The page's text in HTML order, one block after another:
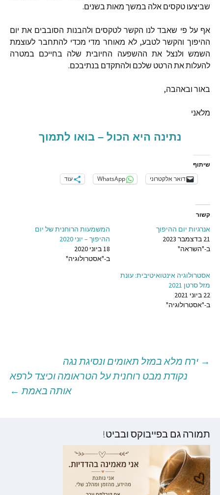
שביצעו טקסים אלה במשך מאות בשנים.
אף על פי שאבד לנו הקשר לטקסים ולהבנות הסובבים את יום
ההיפוך והקשר לטבע,לא מאוחר מדי מכדי להתחבר לעוצמת
השמש ולנצל את ההשפעה החיובית שלה בחייכם במטרה
להעלותאת הרטט שלכם ולהתקדם בנתיבכם.
באור ובאהבה,
מלאני
נתינה היא הכול – בואו לתמוך
שיתוף
דואר אלקטרוני WhatsApp עוד
קשור
אנרגיות יום ההיפוך
21 בדצמבר 2023
ב-"השראה"
המשמעות הרוחנית של יום
ההיפוך – יוני 2020
18 ביוני 2020
ב-"אסטרולוגיה"
אסטרולוגיה אינטואיטיבית: עונת
מזל סרטן 2021
22 ביוני 2021
ב-"אסטרולוגיה"
ניווט
→ ירח מלא במזל תאומים ונסיגת נגה
נקודת מבט רוחנית על הטראומה וכיצד לרפא
אותה באמת ←
תמורה גם בפייבוקס ובביט!